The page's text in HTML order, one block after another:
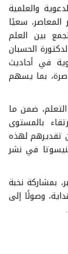
والعلمية
سعيًا
بين العلم
الحسبان
في أحاديث
بما يسهم
ضمن ما
بالمستوى
تقديرهم لهذه
في نشر
بمشاركة نخبة
وصولًا إلى